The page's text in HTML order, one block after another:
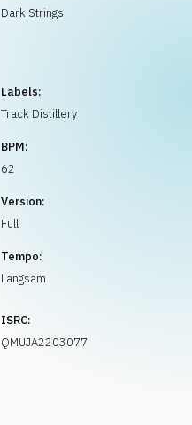
Dark Strings
Labels:
Track Distillery
BPM:
62
Version:
Full
Tempo:
Langsam
ISRC:
QMUJA2203077